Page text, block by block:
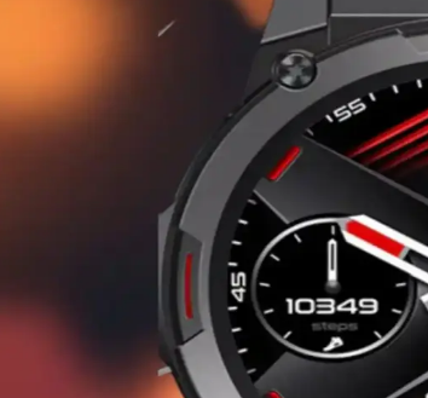
Cihaz Aksesuarlarıyla Anlamlı Hediye
ve mesajlar taşıyan ürünler, hem fonksiyonel
Teknolojilerde Şıklık ve Fonksiyonellik
bileklikli kol saatleri, tarz ve fonksiyonelliği bir
Şık Elektronik Aksesuar Seçenekleri
özellikli aksesuarlar, şık tasarımlar ve
Trendler: Tasarım ve
teknolojik özellikleriyle günlük yaşamda önemli